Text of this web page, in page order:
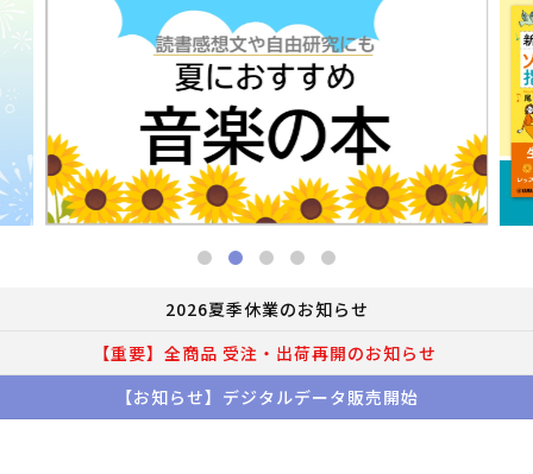
2026夏季休業のお知らせ
【重要】全商品 受注・出荷再開のお知らせ
【お知らせ】デジタルデータ販売開始